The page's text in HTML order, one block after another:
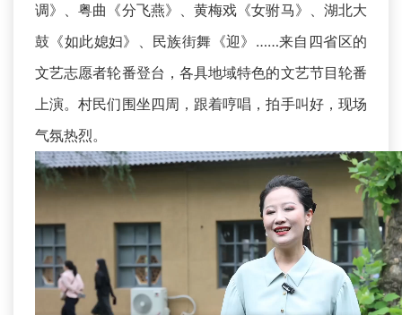
调》、粤曲《分飞燕》、黄梅戏《女驸马》、湖北大
鼓《如此媳妇》、民族街舞《迎》……来自四省区的
文艺志愿者轮番登台，各具地域特色的文艺节目轮番
上演。村民们围坐四周，跟着哼唱，拍手叫好，现场
气氛热烈。